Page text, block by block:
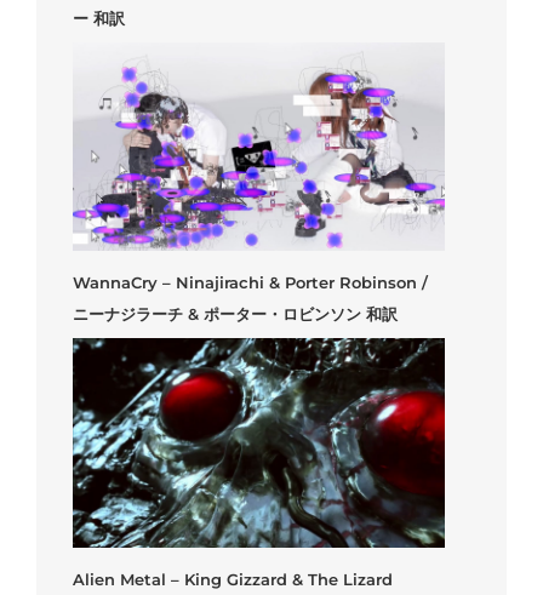
ー 和訳
WannaCry – Ninajirachi & Porter Robinson /
ニーナジラーチ & ポーター・ロビンソン 和訳
Alien Metal – King Gizzard & The Lizard